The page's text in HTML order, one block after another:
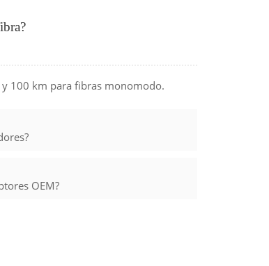
Português
100 km para fibras monomodo.
OEM?